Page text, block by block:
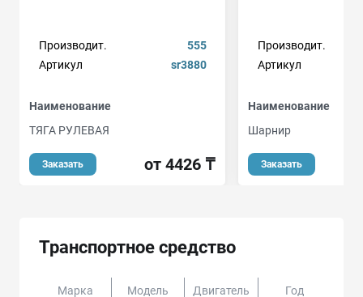
Производит.
555
Артикул
sr3880
Наименование
ТЯГА РУЛЕВАЯ
Заказать от 4426 ₸
Производит.
Артикул
Наименование
Шарнир
Заказать
Транспортное средство
Марка Модель Двигатель
Год